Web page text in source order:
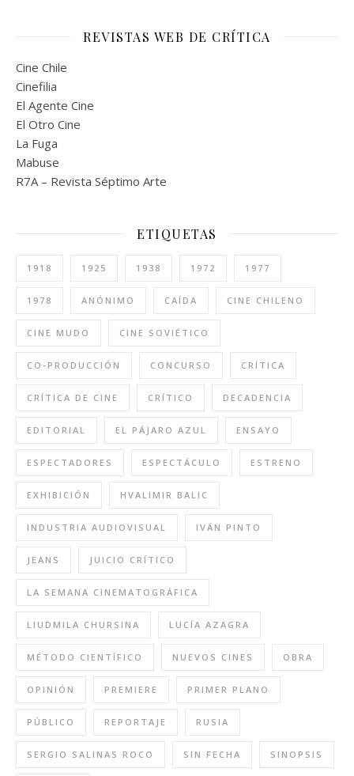
REVISTAS WEB DE CRÍTICA
Cine Chile
Cinefilia
El Agente Cine
El Otro Cine
La Fuga
Mabuse
R7A – Revista Séptimo Arte
ETIQUETAS
1918 1925 1938 1972 1977
1978 ANÓNIMO CAÍDA CINE CHILENO
CINE MUDO CINE SOVIÉTICO
CO-PRODUCCIÓN CONCURSO CRÍTICA
CRÍTICA DE CINE CRÍTICO DECADENCIA
EDITORIAL EL PÁJARO AZUL ENSAYO
ESPECTADORES ESPECTÁCULO ESTRENO
EXHIBICIÓN HVALIMIR BALIC
INDUSTRIA AUDIOVISUAL IVÁN PINTO
JEANS JUICIO CRÍTICO
LA SEMANA CINEMATOGRÁFICA
LIUDMILA CHURSINA LUCÍA AZAGRA
MÉTODO CIENTÍFICO NUEVOS CINES OBRA
OPINIÓN PREMIERE PRIMER PLANO
PÚBLICO REPORTAJE RUSIA
SERGIO SALINAS ROCO SIN FECHA SINOPSIS